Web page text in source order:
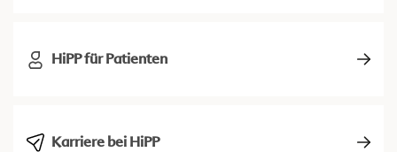
HiPP für Patienten
Karriere bei HiPP